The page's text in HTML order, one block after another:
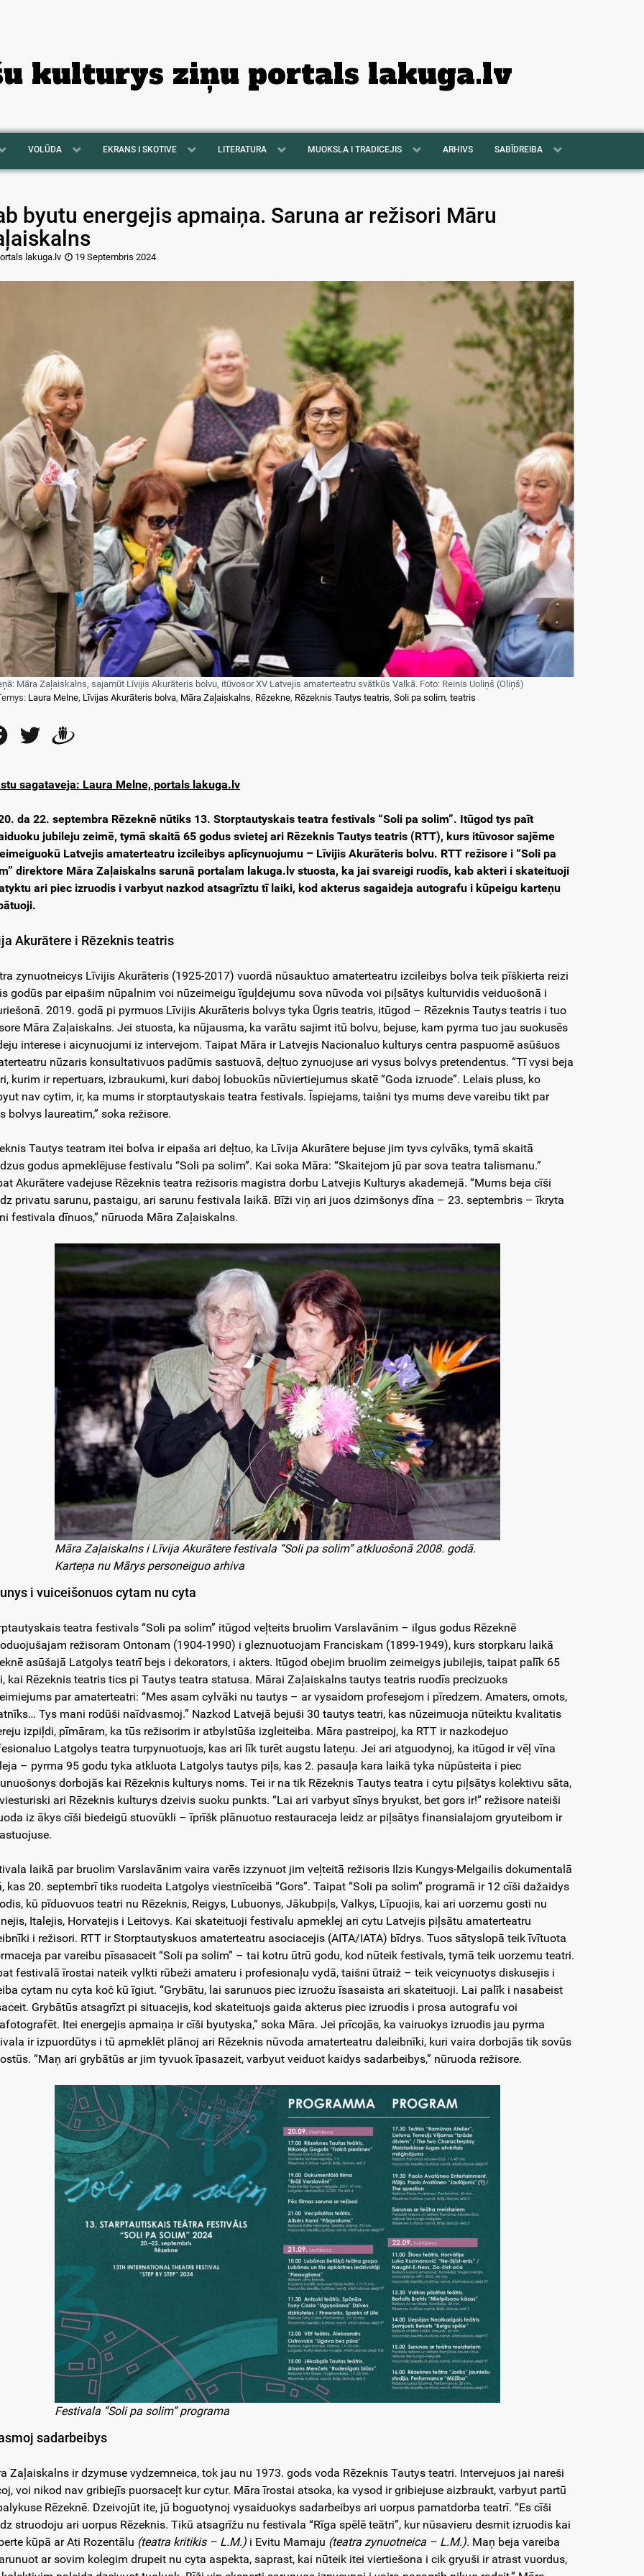
kulturys ziņu portals lakuga.lv
VOLŪDA EKRANS I SKOTIVE LITERATURA MUOKSLA I TRADICEJIS ARHIVS SABĪDREIBA
byutu energejis apmaiņa. Saruna ar režisori Māru
lakuga.lv 19 Septembris 2024
Māra Zaļaiskalns, sajamūt Līvijis Akurāteris bolvu, itūvosor XV Latvejis amaterteatru svātkūs Valkā. Foto: Reinis Uoliņš (Oliņš)
Laura Melne, Līvijas Akurāteris bolva, Māra Zaļaiskalns, Rēzekne, Rēzeknis Tautys teatris, Soli pa solim, teatris
FacebookTwitter
sagataveja: Laura Melne, portals lakuga.lv
da 22. septembra Rēzeknē nūtiks 13. Storptautyskais teatra festivals “Soli pa solim”. Itūgod tys paīt
jubileju zeimē, tymā skaitā 65 godus svietej ari Rēzeknis Tautys teatris (RTT), kurs itūvosor sajēme
Latvejis amaterteatru izcileibys aplīcynuojumu – Līvijis Akurāteris bolvu. RTT režisore i “Soli pa
direktore Māra Zaļaiskalns sarunā portalam lakuga.lv stuosta, ka jai svareigi ruodīs, kab akteri i skateituoji
ari piec izruodis i varbyut nazkod atsagrīztu tī laiki, kod akterus sagaideja autografu i kūpeigu karteņu
Akurātere i Rēzeknis teatris
zynuotneicys Līvijis Akurāteris (1925-2017) vuordā nūsauktuo amaterteatru izcileibys bolva teik pīškierta reizi
godūs par eipašim nūpalnim voi nūzeimeigu īguļdejumu sova nūvoda voi piļsātys kulturvidis veiduošonā i
2019. godā pi pyrmuos Līvijis Akurāteris bolvys tyka Ūgris teatris, itūgod – Rēzeknis Tautys teatris i tuo
Māra Zaļaiskalns. Jei stuosta, ka nūjausma, ka varātu sajimt itū bolvu, bejuse, kam pyrma tuo jau suokusēs
interese i aicynuojumi iz intervejom. Taipat Māra ir Latvejis Nacionaluo kulturys centra paspuornē asūšuos
nūzaris konsultativuos padūmis sastuovā, deļtuo zynuojuse ari vysus bolvys pretendentus. “Tī vysi beja
kurim ir repertuars, izbraukumi, kuri daboj lobuokūs nūviertiejumus skatē “Goda izruode”. Lelais pluss, ko
nav cytim, ir, ka mums ir storptautyskais teatra festivals. Īspiejams, taišni tys mums deve vareibu tikt par
bolvys laureatim,” soka režisore.
Tautys teatram itei bolva ir eipaša ari deļtuo, ka Līvija Akurātere bejuse jim tyvs cylvāks, tymā skaitā
godus apmeklējuse festivalu “Soli pa solim”. Kai soka Māra: “Skaitejom jū par sova teatra talismanu.”
Akurātere vadejuse Rēzeknis teatra režisoris magistra dorbu Latvejis Kulturys akademejā. “Mums beja cīši
privatu sarunu, pastaigu, ari sarunu festivala laikā. Bīži viņ ari juos dzimšonys dīna – 23. septembris – īkryta
festivala dīnuos,” nūruoda Māra Zaļaiskalns.
Māra Zaļaiskalns i Līvija Akurātere festivala “Soli pa solim” atkluošonā 2008. godā.
Karteņa nu Mārys personeiguo arhiva
i vuiceišonuos cytam nu cyta
teatra festivals “Soli pa solim” itūgod veļteits bruolim Varslavānim – ilgus godus Rēzeknē
režisoram Ontonam (1904-1990) i gleznuotuojam Franciskam (1899-1949), kurs storpkaru laikā
asūšajā Latgolys teatrī bejs i dekorators, i akters. Itūgod obejim bruolim zeimeigys jubilejis, taipat palīk 65
kai Rēzeknis teatris tics pi Tautys teatra statusa. Mārai Zaļaiskalns tautys teatris ruodīs precizuoks
par amaterteatri: “Mes asam cylvāki nu tautys – ar vysaidom profesejom i pīredzem. Amaters, omots,
Tys mani rodūši naīdvasmoj.” Nazkod Latvejā bejuši 30 tautys teatri, kas nūzeimuoja nūteiktu kvalitatis
izpiļdi, pīmāram, ka tūs režisorim ir atbylstūša izgleiteiba. Māra pastreipoj, ka RTT ir nazkodejuo
Latgolys teatra turpynuotuojs, kas ari līk turēt augstu lateņu. Jei ari atguodynoj, ka itūgod ir vēļ vīna
– pyrma 95 godu tyka atkluota Latgolys tautys piļs, kas 2. pasauļa kara laikā tyka nūpūsteita i piec
dorbojās kai Rēzeknis kulturys noms. Tei ir na tik Rēzeknis Tautys teatra i cytu piļsātys kolektivu sāta,
ari Rēzeknis kulturys dzeivis suoku punkts. “Lai ari varbyut sīnys bryukst, bet gors ir!” režisore nateiši
iz ākys cīši biedeigū stuovūkli – īprīšk plānuotuo restauraceja leidz ar piļsātys finansialajom gryuteibom ir
laikā par bruolim Varslavānim vaira varēs izzynuot jim veļteitā režisoris Ilzis Kungys-Melgailis dokumentalā
kas 20. septembrī tiks ruodeita Latgolys viestnīceibā “Gors”. Taipat “Soli pa solim” programā ir 12 cīši dažaidys
kū pīduovuos teatri nu Rēzeknis, Reigys, Lubuonys, Jākubpiļs, Valkys, Līpuojis, kai ari uorzemu gosti nu
Italejis, Horvatejis i Leitovys. Kai skateituoji festivalu apmeklej ari cytu Latvejis piļsātu amaterteatru
i režisori. RTT ir Storptautyskuos amaterteatru asociacejis (AITA/IATA) bīdrys. Tuos sātyslopā teik īvītuota
par vareibu pīsasaceit “Soli pa solim” – tai kotru ūtrū godu, kod nūteik festivals, tymā teik uorzemu teatri.
festivalā īrostai nateik vylkti rūbeži amateru i profesionaļu vydā, taišni ūtraiž – teik veicynuotys diskusejis i
cytam nu cyta koč kū īgiut. “Grybātu, lai sarunuos piec izruožu īsasaista ari skateituoji. Lai palīk i nasabeist
Grybātūs atsagrīzt pi situacejis, kod skateituojs gaida akterus piec izruodis i prosa autografu voi
Itei energejis apmaiņa ir cīši byutyska,” soka Māra. Jei prīcojās, ka vairuokys izruodis jau pyrma
ir izpuordūtys i tū apmeklēt plānoj ari Rēzeknis nūvoda amaterteatru daleibnīki, kuri vaira dorbojās tik sovūs
“Maņ ari grybātūs ar jim tyvuok īpasazeit, varbyut veiduot kaidys sadarbeibys,” nūruoda režisore.
Festivala “Soli pa solim” programa
sadarbeibys
Zaļaiskalns ir dzymuse vydzemneica, tok jau nu 1973. gods voda Rēzeknis Tautys teatri. Intervejuos jai nareši
voi nikod nav gribiejīs puorsaceļt kur cytur. Māra īrostai atsoka, ka vysod ir gribiejuse aizbraukt, varbyut partū
Rēzeknē. Dzeivojūt ite, jū boguotynoj vysaiduokys sadarbeibys ari uorpus pamatdorba teatrī. “Es cīši
struodoju ari uorpus Rēzeknis. Tikū atsagrīžu nu festivala “Rīga spēlē teātri”, kur nūsavieru desmit izruodis kai
kūpā ar Ati Rozentālu (teatra kritikis – L.M.) i Evitu Mamaju (teatra zynuotneica – L.M.). Maņ beja vareiba
ar sovim kolegim drupeit nu cyta aspekta, saprast, kai nūteik itei viertiešona i cik gryuši ir atrast vuordus,